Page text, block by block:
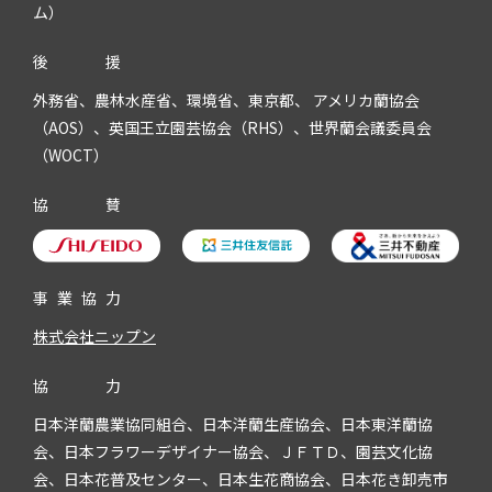
ム）
後
援
外務省、農林水産省、環境省、東京都、 アメリカ蘭協会
（AOS）、英国王立園芸協会（RHS）、世界蘭会議委員会
（WOCT）
協 賛
事 業 協 力
株式会社ニップン
協
力
日本洋蘭農業協同組合、日本洋蘭生産協会、日本東洋蘭協
会、日本フラワーデザイナー協会、ＪＦＴＤ、園芸文化協
会、日本花普及センター、日本生花商協会、日本花き卸売市